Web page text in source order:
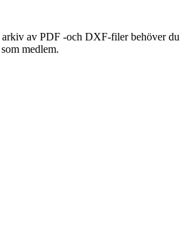
arkiv av PDF -och DXF-filer behöver du
medlem.